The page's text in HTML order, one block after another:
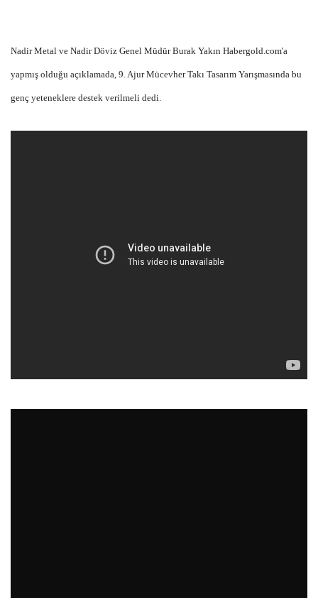
Nadir Metal ve Nadir Döviz Genel Müdür Burak Yakın Habergold.com'a
yapmış olduğu açıklamada, 9. Ajur Mücevher Takı Tasarım Yarışmasında bu
genç yeteneklere destek verilmeli dedi.